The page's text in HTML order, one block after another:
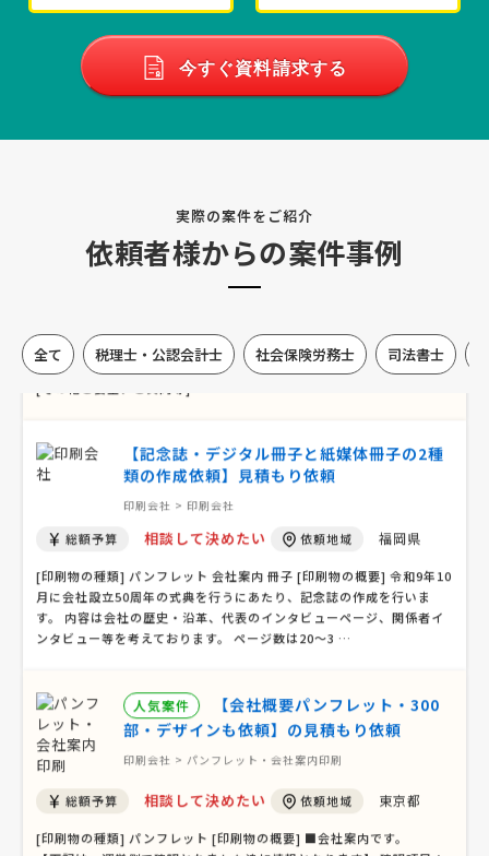
今すぐ資料請求する
実際の案件をご紹介
依頼者様からの案件事例
全て 税理士・公認会計士 社会保険労務士 司法書士
印刷会社 > パンフレット・会社案内印刷
総額予算 相談して決めたい 依頼地域 東京都
[相談内容] 展示会用のパネルa1サイズ１枚とパンフレット8枚分の印
レットは8ページで、マット紙を希望しています。印刷データはPDF形
人気案件
【チラシ・450万部】の見積も
り・相談依頼
印刷会社 > 印刷会社
[印刷物の種類] チラシ [印刷物の概要] [検討基準] 価格重視 [作成予定
枚数等] 450万部 [デザイン（版下）の有無、データ形式] 有り（PDF）
[その他ご要望、ご質問等]
【記念誌・デジタル冊子と紙媒体冊子の2種
類の作成依頼】見積もり依頼
印刷会社 > 印刷会社
総額予算 相談して決めたい 依頼地域 福岡県
[印刷物の種類] パンフレット 会社案内 冊子 [印刷物の概要] 令和9年10
月に会社設立50周年の式典を行うにあたり、記念誌の作成を行いま
す。 内容は会社の歴史・沿革、代表のインタビューページ、関係者イ
ンタビュー等を考えております。 ページ数は20～3 …
人気案件
【会社概要パンフレット・300
部・デザインも依頼】の見積もり依頼
印刷会社 > パンフレット・会社案内印刷
総額予算 相談して決めたい 依頼地域 東京都
[印刷物の種類] パンフレット [印刷物の概要] ■会社案内です。